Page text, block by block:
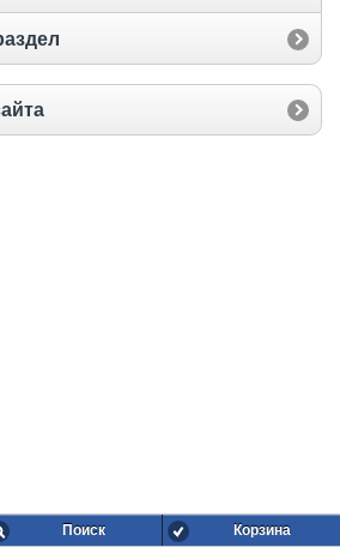
Поиск Корзина